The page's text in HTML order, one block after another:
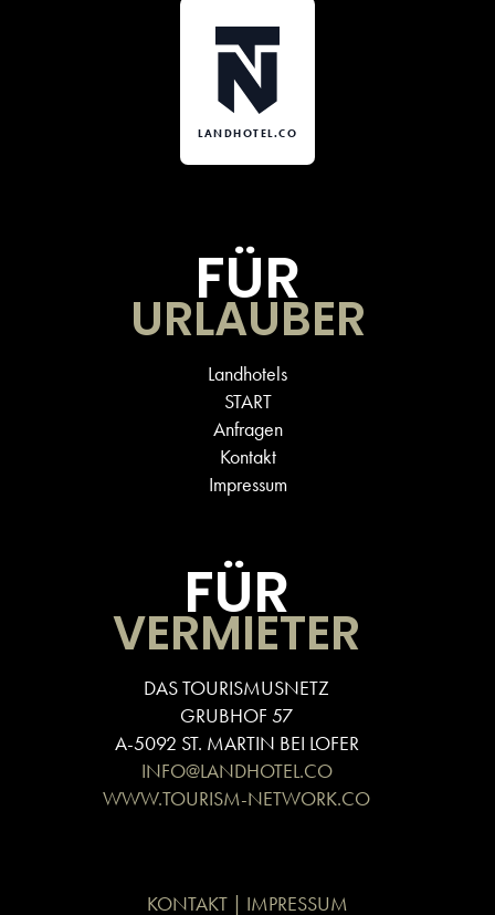
LANDHOTEL.CO
FÜR
URLAUBER
Landhotels
START
Anfragen
Kontakt
Impressum
FÜR
VERMIETER
DAS TOURISMUSNETZ
GRUBHOF 57
A-5092 ST. MARTIN BEI LOFER
INFO@LANDHOTEL.CO
WWW.TOURISM-NETWORK.CO
KONTAKT | IMPRESSUM